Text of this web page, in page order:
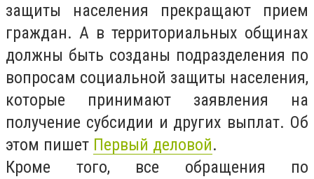
защиты населения прекращают прием
граждан. А в территориальных общинах
должны быть созданы подразделения по
вопросам социальной защиты населения,
которые принимают заявления на
получение субсидии и других выплат. Об
этом пишет Первый деловой.
Кроме того, все обращения по